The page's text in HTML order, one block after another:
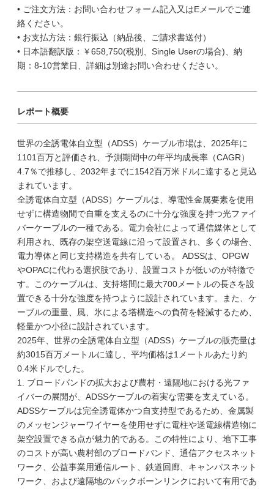
• ご注文方法：お問い合わせフォーム記入又はEメールでご連
絡ください。
• お支払方法：銀行振込（納品後、ご請求書送付）
• 日本語翻訳版：￥658,750(税別、Single Userの場合)、納
期：8-10営業日、詳細は別途お問い合わせください。
レポート概要
世界の全誘電体自立型（ADSS）ケーブル市場は、2025年に
1101百万と評価され、予測期間中の年平均成長率（CAGR）
4.7％で推移し、2032年までに1542百万米ドルに達すると見込
まれています。
全誘電体自立型（ADSS）ケーブルは、導電性金属要素を使用
せずに構造物間で自重を支えるのに十分な強度を持つ光ファイ
バーケーブルの一種である。電力会社によって通信媒体として
利用され、既存の架空送電線に沿って設置され、多くの場合、
電力導体と同じ支持構造を共有している。 ADSSは、OPGW
やOPACに代わる選択肢であり、設置コストが低いのが特徴で
す。このケーブルは、支持塔間に最大700メートルの長さを設
置できる十分な強度を持つように設計されています。また、ケ
ーブルの重量、風、氷による塔構造への負荷を軽減するため、
軽量かつ小径に設計されています。
2025年、世界の全誘電体自立型（ADSS）ケーブルの販売量は
約3015百万メートルに達し、平均価格は1メートルあたり約
0.4米ドルでした。
1. ブロードバンドの拡大および農村・遠隔地における光ファ
イバーの展開が、ADSSケーブルの着実な需要を支えている。
ADSSケーブルは完全誘電体かつ自支持型であるため、金属製
のメッセンジャーワイヤーを使用せずに電柱や送電線構造物に
架空設置できる点が魅力的である。この特性により、地下工事
のコストが高い農村部のブロードバンド、通信アクセスネット
ワーク、公益事業用通信ルート、鉄道回廊、キャンパスネット
ワーク、および遠隔地のバックボーンリンクにおいて有用であ